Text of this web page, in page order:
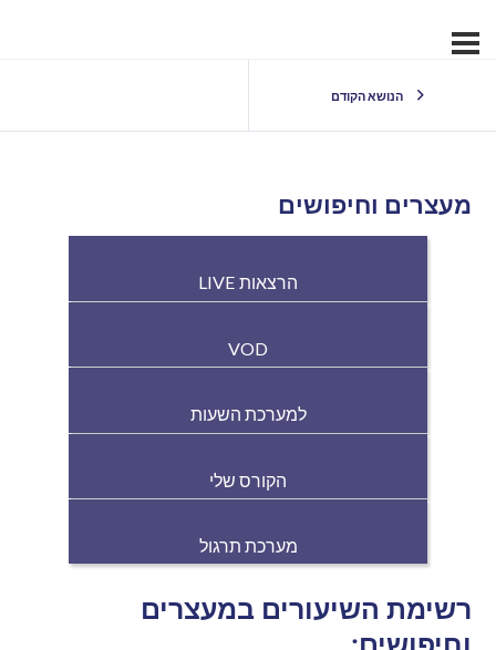
הנושא הקודם
מעצרים וחיפושים
הרצאות LIVE
VOD
למערכת השעות
הקורס שלי
מערכת תרגול
רשימת השיעורים במעצרים